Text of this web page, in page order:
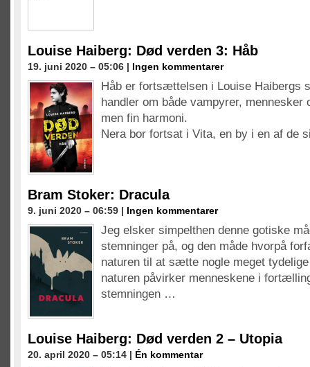
Louise Haiberg: Død verden 3: Håb
19. juni 2020 – 05:06 | Ingen kommentarer
Håb er fortsættelsen i Louise Haibergs
handler om både vampyrer, mennesker
men fin harmoni.
Nera bor fortsat i Vita, en by i en af de
Bram Stoker: Dracula
9. juni 2020 – 06:59 | Ingen kommentarer
Jeg elsker simpelthen denne gotiske
stemninger på, og den måde hvorpå
naturen til at sætte nogle meget
naturen påvirker menneskene i
stemningen …
Louise Haiberg: Død verden 2 – Utopia
20. april 2020 – 05:14 | Én kommentar